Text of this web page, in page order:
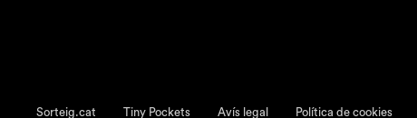
Sorteig.cat Tiny Pockets Avís legal Política de cookies